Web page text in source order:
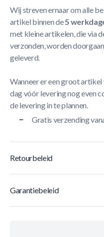
Wij streven ernaar om alle
artikel binnen de5
met kleine artikelen, die via
verzonden, worden
geleverd.
Wanneer er een groot
dag vóór levering nog even
de levering in te plannen.
Gratis verzending
Retourbeleid
Garantiebeleid